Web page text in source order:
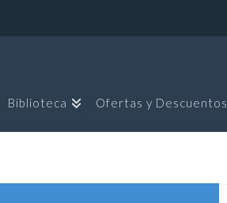
Biblioteca Ofertas y Descuentos